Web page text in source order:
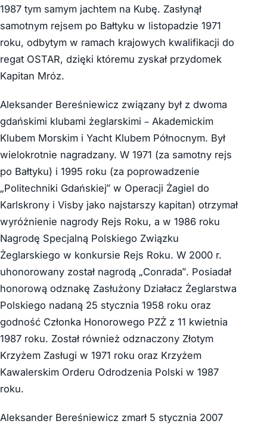
1987 tym samym jachtem na Kubę. Zasłynął
samotnym rejsem po Bałtyku w listopadzie 1971
roku, odbytym w ramach krajowych kwalifikacji do
regat OSTAR, dzięki któremu zyskał przydomek
Kapitan Mróz.
Aleksander Bereśniewicz związany był z dwoma
gdańskimi klubami żeglarskimi – Akademickim
Klubem Morskim i Yacht Klubem Północnym. Był
wielokrotnie nagradzany. W 1971 (za samotny rejs
po Bałtyku) i 1995 roku (za poprowadzenie
„Politechniki Gdańskiej” w Operacji Żagiel do
Karlskrony i Visby jako najstarszy kapitan) otrzymał
wyróżnienie nagrody Rejs Roku, a w 1986 roku
Nagrodę Specjalną Polskiego Związku
Żeglarskiego w konkursie Rejs Roku. W 2000 r.
uhonorowany został nagrodą „Conrada”. Posiadał
honorową odznakę Zasłużony Działacz Żeglarstwa
Polskiego nadaną 25 stycznia 1958 roku oraz
godność Członka Honorowego PZŻ z 11 kwietnia
1987 roku. Został również odznaczony Złotym
Krzyżem Zasługi w 1971 roku oraz Krzyżem
Kawalerskim Orderu Odrodzenia Polski w 1987
roku.
Aleksander Bereśniewicz zmarł 5 stycznia 2007